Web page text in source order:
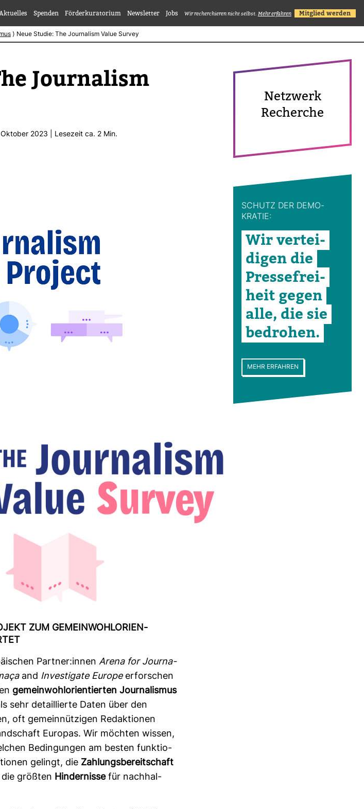
Spenden Förderkuratorium Newsletter Jobs Wir recherchieren nicht selbst. Mehr erfahren Mitglied werden
⟩ Neue Studie: The Journalism Value Survey
Jour­na­lism
Oktober 2023 | Lese­zeit ca. 2 Min.
ZUM GEMEIN­WOHL­ORI­EN­
Partner:innen Arena for Jour­na­
and Inves­ti­gate Europeerfor­schen
gemein­wohl­ori­en­tierten Jour­na­lismus
sehr detail­lierte Daten über den
oft gemein­nüt­zigen Redak­tionen
Europas. Wir möchten wissen,
Bedin­gungen am besten funk­tio­
gelingt, die Zah­lungs­be­reit­schaft
größten Hin­der­nisse für nach­hal­
Netz­werk
Recherche
SCHUTZ DER DEMO­
KRATIE:
Wir ver­tei­
digen die
Pres­se­frei­
heit gegen
alle, die sie
bedrohen.
MEHR ERFAHREN